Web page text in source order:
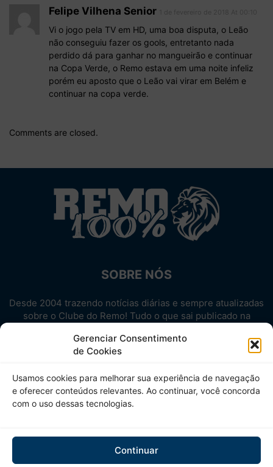
Gerenciar Consentimento
de Cookies
Usamos cookies para melhorar sua experiência de navegação
e oferecer conteúdos relevantes. Ao continuar, você concorda
com o uso dessas tecnologias.
Continuar
Felipe Vilhena Senior
Vi o jogo pela TV em HD, uma boa disputa, o Leão
não conseguiu fazer os gools, entretanto nada
perdido dá para ganhar no mangueirão e continuar
na Copa Verde, o Remo estava em uma noite infeliz
porém eu aposto que o Leão vai virar em Belém e
continuar na copa verde.
Comments are closed.
SOBRE NÓS
Desde 2004 trazendo notícias diárias e sempre atualizadas
sobre o Clube do Remo! Tudo o que sai publicado na
Aproveite! Site não-oficial.
SIGA-NOS